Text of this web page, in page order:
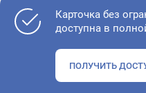
Как оценить состояние
Карточка без
доступна в
ПОЛУЧИТЬ